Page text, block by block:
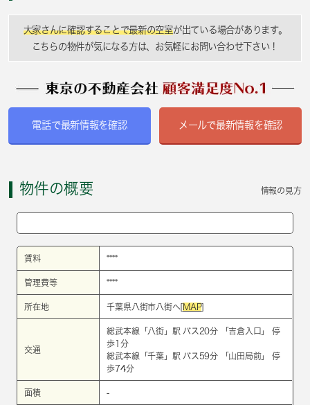
大家さんに確認することで最新の空室が出ている場合があります。
こちらの物件が気になる方は、お気軽にお問い合わせ下さい！
電話で最新情報を確認 メールで最新情報を確認
物件の概要 情報の見方
賃料 ****
管理費等 ****
所在地 千葉県八街市八街へ[ MAP]
交通
総武本線 「 八街」駅 バス20分 「吉倉入口」 停
歩1分
総武本線 「千葉」駅 バス59分 「山田局前」 停
歩74分
面積 -